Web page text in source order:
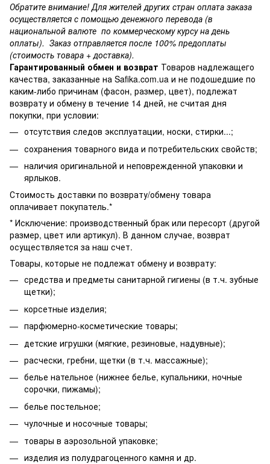
Обратите внимание! Для жителей других стран оплата заказа
осуществляется с помощью денежного перевода (в
национальной валюте по коммерческому курсу на день
оплаты). Заказ отправляется после 100% предоплаты
(стоимость товара + доставка).
Гарантированный обмен и возврат Товаров надлежащего
качества, заказанные на Safika.com.ua и не подошедшие по
каким-либо причинам (фасон, размер, цвет), подлежат
возврату и обмену в течение 14 дней, не считая дня
покупки, при условии:
отсутствия следов эксплуатации, носки, стирки...;
сохранения товарного вида и потребительских свойств;
наличия оригинальной и неповрежденной упаковки и
ярлыков.
Стоимость доставки по возврату/обмену товара
оплачивает покупатель.*
* Исключение: производственный брак или пересорт (другой
размер, цвет или артикул). В данном случае, возврат
осуществляется за наш счет.
Товары, которые не подлежат обмену и возврату:
средства и предметы санитарной гигиены (в т.ч. зубные
щетки);
корсетные изделия;
парфюмерно-косметические товары;
детские игрушки (мягкие, резиновые, надувные);
расчески, гребни, щетки (в т.ч. массажные);
белье нательное (нижнее белье, купальники, ночные
сорочки, пижамы);
белье постельное;
чулочные и носочные товары;
товары в аэрозольной упаковке;
изделия из полудрагоценного камня и др.